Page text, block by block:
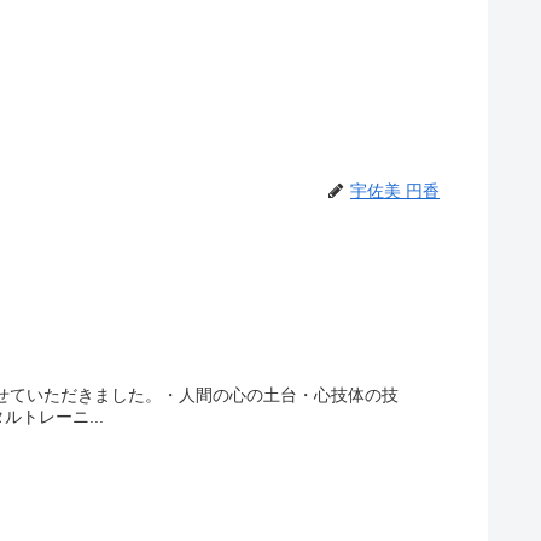
宇佐美 円香
いただきました。・人間の心の土台・心技体の技
トレーニ...